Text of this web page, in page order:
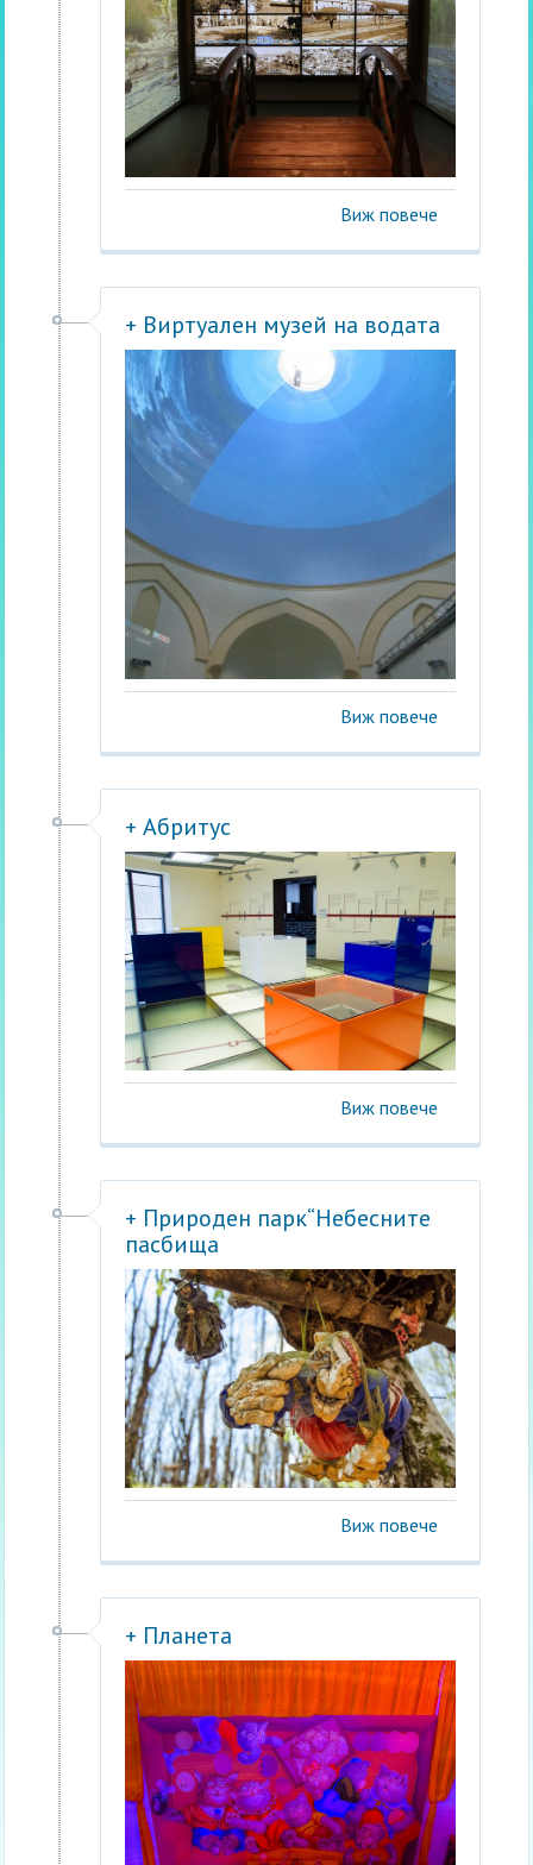
Виж повече
+ Виртуален музей на водата
Виж повече
+ Абритус
Виж повече
+ Природен парк“Небесните
пасбища
Виж повече
+ Планета